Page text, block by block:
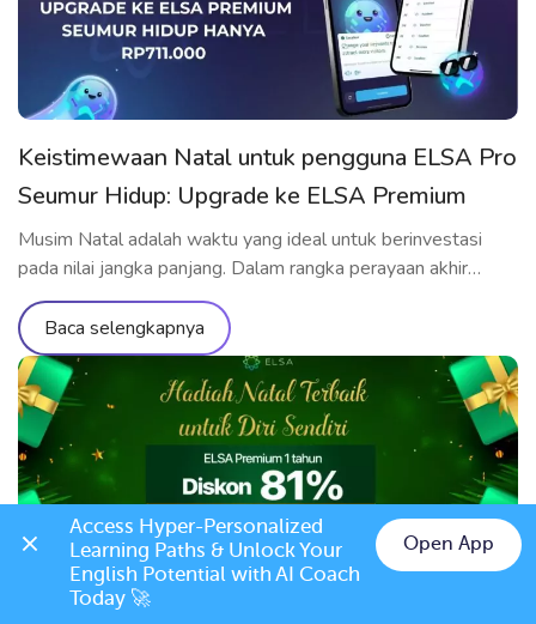
Keistimewaan Natal untuk pengguna ELSA Pro
Seumur Hidup: Upgrade ke ELSA Premium
Seumur Hidup hanya Rp711.000
Musim Natal adalah waktu yang ideal untuk berinvestasi
pada nilai jangka panjang. Dalam rangka perayaan akhir
tahun, ELSA Speak menghadirkan penawaran upgrade
spesial yang hanya dành riêng cho pengguna yang telah
memiliki ELSA Pro Seumur Hidup: upgrade ke ELSA
Premium Seumur Hidup dengan harga ưu đãi yang belum
pernah ada sebelumnya. Penawaran eksklusif khusus untuk
[…]
Baca selengkapnya
Christmas 2025: ELSA Speak Resmi
Access Hyper-Personalized
Learning Paths & Unlock Your
English Potential with AI Coach
Today 🚀
Open App